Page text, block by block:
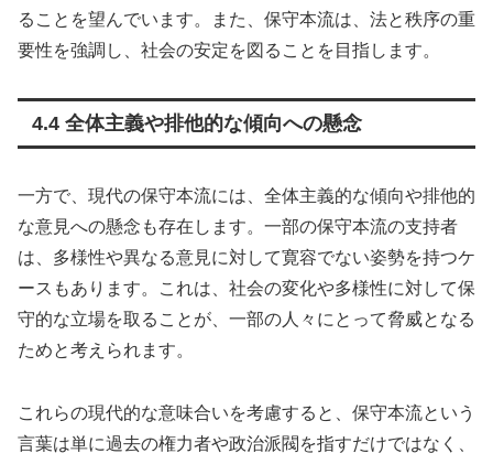
ることを望んでいます。また、保守本流は、法と秩序の重
要性を強調し、社会の安定を図ることを目指します。
4.4 全体主義や排他的な傾向への懸念
一方で、現代の保守本流には、全体主義的な傾向や排他的
な意見への懸念も存在します。一部の保守本流の支持者
は、多様性や異なる意見に対して寛容でない姿勢を持つケ
ースもあります。これは、社会の変化や多様性に対して保
守的な立場を取ることが、一部の人々にとって脅威となる
ためと考えられます。
これらの現代的な意味合いを考慮すると、保守本流という
言葉は単に過去の権力者や政治派閥を指すだけではなく、